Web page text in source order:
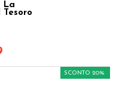
La
SCONTO 20%